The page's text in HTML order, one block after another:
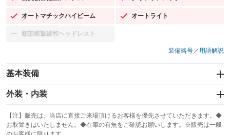
オートマチックハイビーム
：装備あり オートライト
：装備あり
頸部衝撃緩和ヘッドレスト
：装備なし
装備略号／用語解説
基本装備
エアバッグ：運転席/助手席/サイド
：装備あり
：装備なし
サンルーフ
：装備あり ABS
外装・内装
カーナビ：HDDナビ
：装備あり
TV：フルセグ
：装備あり
【注】販売は、当店に直接ご来場頂けるお客様を優先させていただきます。◆
お取置きはいたしません。◆在庫の有無をご確認お願いします。※販売は一般